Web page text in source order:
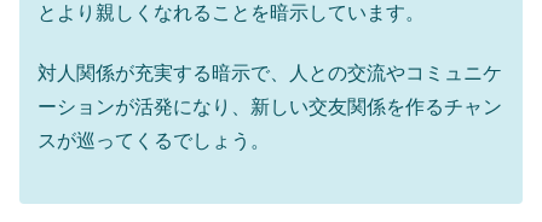
とより親しくなれることを暗示しています。
対人関係が充実する暗示で、人との交流やコミュニケ
ーションが活発になり、新しい交友関係を作るチャン
スが巡ってくるでしょう。